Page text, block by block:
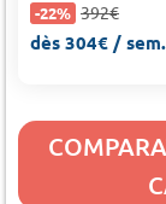
-22% 392€
dès 304€ / sem.